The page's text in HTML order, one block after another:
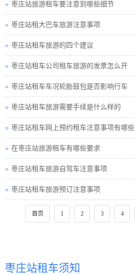
枣庄站旅游租车要注意到哪些细节
枣庄站租大巴车旅游注意事项
枣庄站租车旅游的四个建议
枣庄站租车公司租车旅游的发票怎么开
枣庄站租车车况轮胎鼓包是否影响行车
枣庄站租车旅游需要手续是什么样的
枣庄站租车网上预约租车注意事项有哪些
在枣庄站旅游租车有哪些要求
枣庄站租车旅游自驾车注意事项
枣庄站租车旅游预订注意事项
首页 1 2 3 4
枣庄站租车须知